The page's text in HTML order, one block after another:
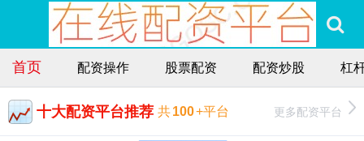
首页 配资操作 股票配资 配资炒股 杠
十大配资平台推荐 共100+平台 更多配资平台